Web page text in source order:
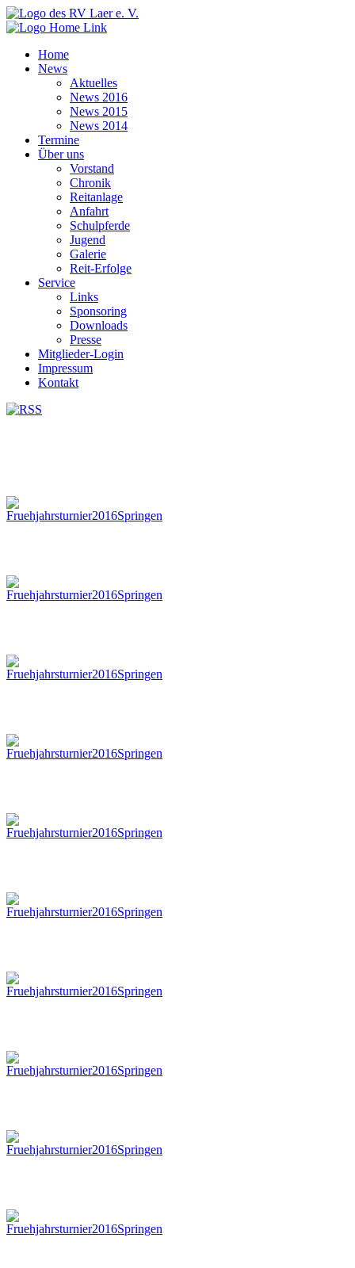
Home
News
Aktuelles
News 2016
News 2015
News 2014
Termine
Über uns
Vorstand
Chronik
Reitanlage
Anfahrt
Schulpferde
Jugend
Galerie
Reit-Erfolge
Service
Links
Sponsoring
Downloads
Presse
Mitglieder-Login
Impressum
Kontakt